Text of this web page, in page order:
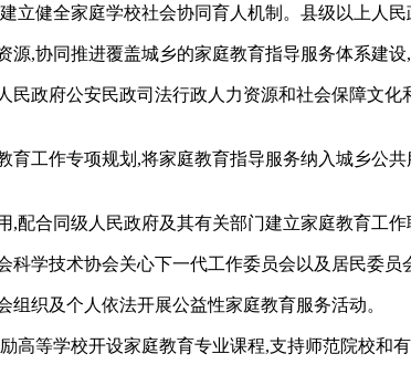
立健全家庭学校社会协同育人机制。县级以上人
,协同推进覆盖城乡的家庭教育指导服务体系建
民政府公安民政司法行政人力资源和社会保障文
育工作专项规划,将家庭教育指导服务纳入城乡公
配合同级人民政府及其有关部门建立家庭教育工作
科学技术协会关心下一代工作委员会以及居民委
织及个人依法开展公益性家庭教育服务活动。
高等学校开设家庭教育专业课程,支持师范院校